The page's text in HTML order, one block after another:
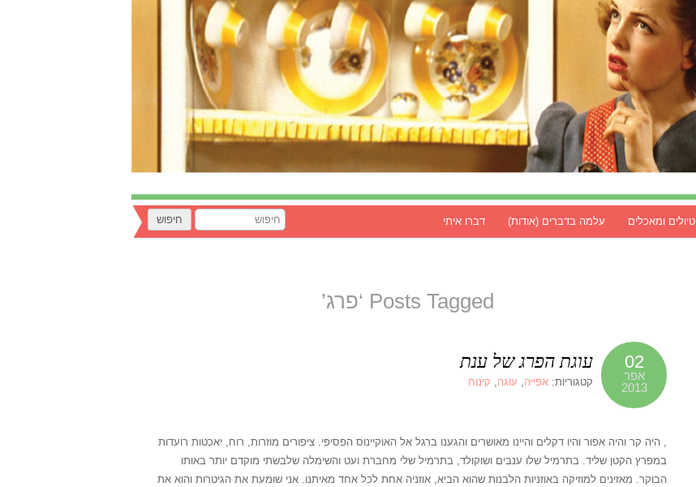
טיולים ומאכלים עלמה בדברים (אודות) דברו איתי
Posts Tagged ‘פרג’
02
אפר
2013
עוגת הפרג של ענת
קטגוריות: אפייה, עוגה, קינוח
, היה קר והיה אפור והיו דקלים והיינו מאושרים והגענו ברגל אל האוקיינוס הפסיפי. ציפורים מוזרות, רוח, יאכטות רועדות
במפרץ הקטן שליד. בתרמיל שלו ענבים ושוקולד, בתרמיל שלי מחברת ועט והשימלה שלבשתי מוקדם יותר באותו
הבוקר. מאזינים למוזיקה באוזניות הלבנות שהוא הביא, אוזניה אחת לכל אחד מאיתנו. אני שומעת את הגיטרות והוא את